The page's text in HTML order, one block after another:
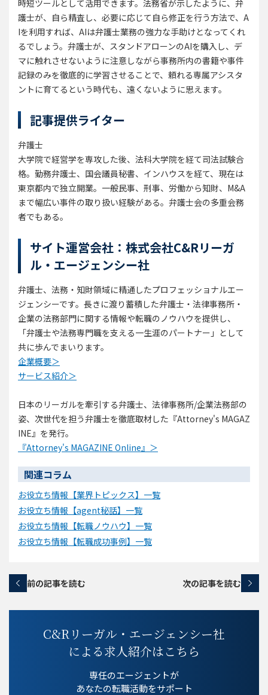
時短ツールとして活用できます。法務省が示したように、弁
護士が、自ら精査し、必要に応じて自ら修正を行う方法で、A
Iを利用すれば、AIは弁護士業務の強力な手助けとなってくれ
るでしょう。弁護士が、スタンドアローンのAIを購入し、デ
マに触れさせないように注意しながら事務所内の書籍や事件
記録のみを徹底的に学習させることで、頼れる専属アシスタ
ントに育てるという時代も、遠くないように思えます。
記事提供ライター
弁護士
大学院で経営学を専攻した後、法科大学院を経て司法試験合
格。勤務弁護士、国会議員秘書、インハウスを経て、現在は
東京都内で独立開業。一般民事、刑事、労働から知財、M&A
まで幅広い事件の取り扱い経験がある。弁護士会の多重会務
者でもある。
サイト運営会社：株式会社C&Rリーガ
ル・エージェンシー社
弁護⼠、法務・知財領域に精通したプロフェッショナルエー
ジェンシーです。長きに渡り蓄積した弁護士・法律事務所・
企業の法務部門に関する情報や転職のノウハウを提供し、
「弁護士や法務専門職を支える一生涯のパートナー」として
共に歩んでまいります。
企業概要＞
サービス紹介＞
日本のリーガルを牽引する弁護士、法律事務所/企業法務部の
姿、次世代を担う弁護士を徹底取材した『Attorney's MAGAZ
INE』を発行。
『Attorney's MAGAZINE Online』＞
関連コラム
お役立ち情報【業界トピックス】一覧
お役立ち情報【agent秘話】一覧
お役立ち情報【転職ノウハウ】一覧
お役立ち情報【転職成功事例】一覧
前の記事を読む 次の記事を読む
C&Rリーガル・エージェンシー社
による求人紹介はこちら
専任のエージェントが
あなたの転職活動をサポート